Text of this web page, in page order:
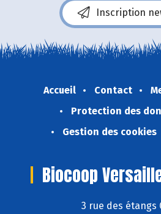
Inscription
Accueil Contact
Protection des
Gestion des cookies
Biocoop
3 rue des étangs